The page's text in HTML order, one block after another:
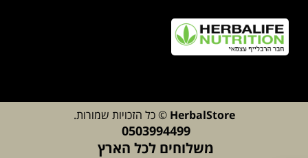
HerbalStore © כל הזכויות שמורות.
0503994499
משלוחים לכל הארץ